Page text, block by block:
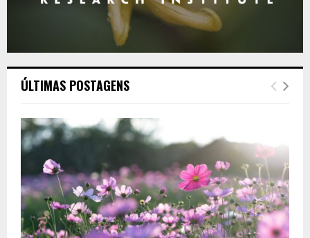
ÚLTIMAS POSTAGENS